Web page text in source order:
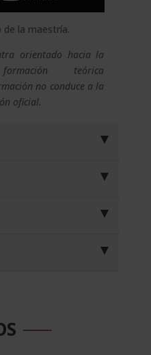
de la maestría.
orientado hacia la
teórica
no conduce a la
oficial.